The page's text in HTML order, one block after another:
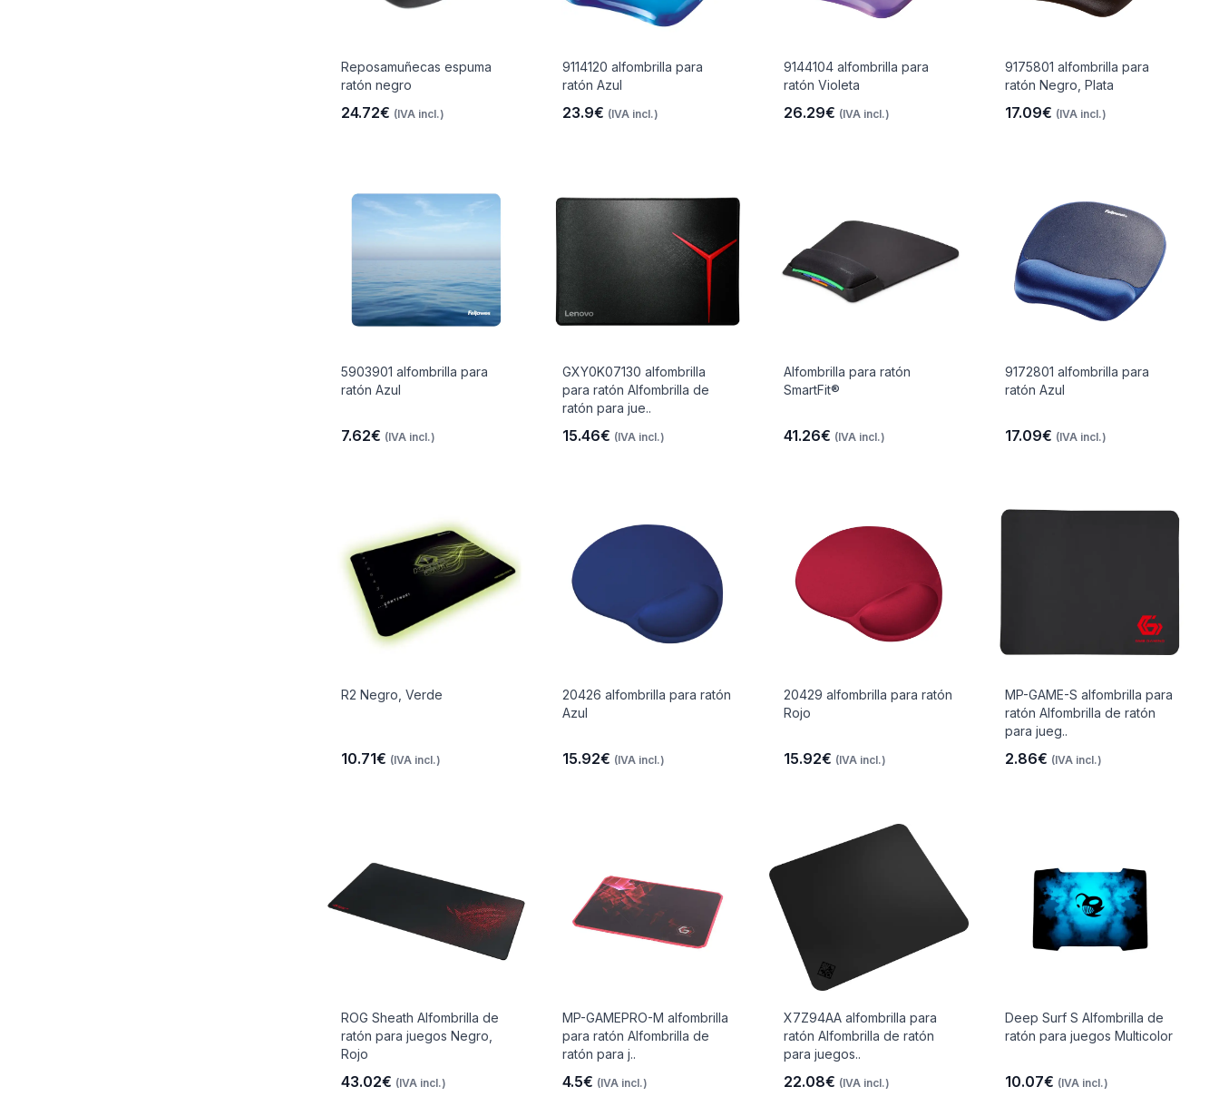
Reposamuñecas espuma
ratón negro
24.72€ (IVA incl.)
9114120 alfombrilla para
ratón Azul
23.9€ (IVA incl.)
9144104 alfombrilla para
ratón Violeta
26.29€ (IVA incl.)
9175801 alfombrilla para
ratón Negro, Plata
17.09€ (IVA incl.)
5903901 alfombrilla para
ratón Azul
7.62€ (IVA incl.)
GXY0K07130 alfombrilla
para ratón Alfombrilla de
ratón para jue..
15.46€ (IVA incl.)
Alfombrilla para ratón
SmartFit®
41.26€ (IVA incl.)
9172801 alfombrilla para
ratón Azul
17.09€ (IVA incl.)
R2 Negro, Verde
10.71€ (IVA incl.)
20426 alfombrilla para ratón
Azul
15.92€ (IVA incl.)
20429 alfombrilla para ratón
Rojo
15.92€ (IVA incl.)
MP-GAME-S alfombrilla para
ratón Alfombrilla de ratón
para jueg..
2.86€ (IVA incl.)
ROG Sheath Alfombrilla de
ratón para juegos Negro,
Rojo
43.02€ (IVA incl.)
MP-GAMEPRO-M alfombrilla
para ratón Alfombrilla de
ratón para j..
4.5€ (IVA incl.)
X7Z94AA alfombrilla para
ratón Alfombrilla de ratón
para juegos..
22.08€ (IVA incl.)
Deep Surf S Alfombrilla de
ratón para juegos Multicolor
10.07€ (IVA incl.)